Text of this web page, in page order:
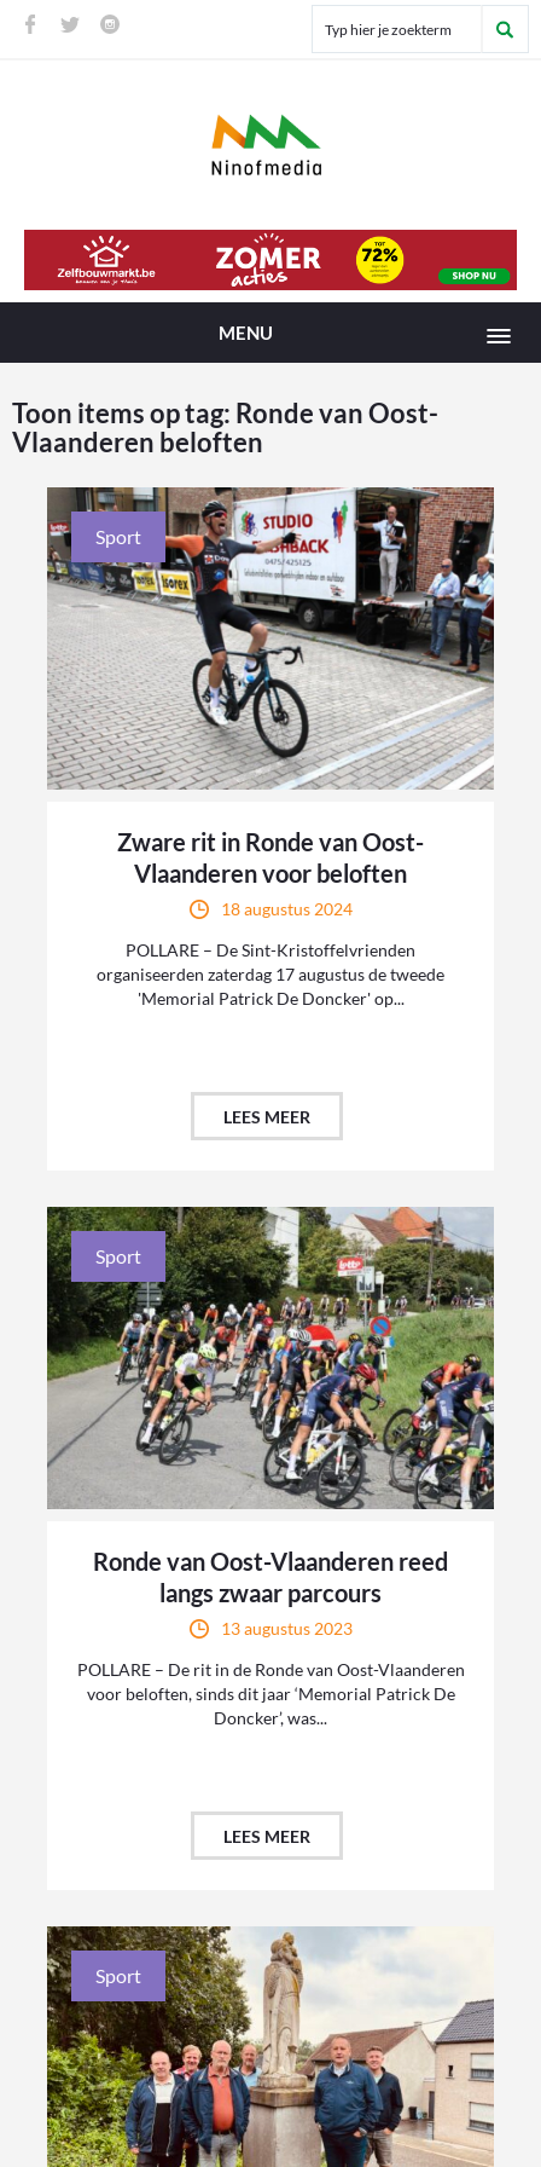
MENU
Toon items op tag: Ronde van Oost-
Vlaanderen beloften
Sport
Zware rit in Ronde van Oost-
Vlaanderen voor beloften
18 augustus 2024
POLLARE – De Sint-Kristoffelvrienden
organiseerden zaterdag 17 augustus de tweede
'Memorial Patrick De Doncker' op...
LEES MEER
Sport
Ronde van Oost-Vlaanderen reed
langs zwaar parcours
13 augustus 2023
POLLARE – De rit in de Ronde van Oost-Vlaanderen
voor beloften, sinds dit jaar ‘Memorial Patrick De
Doncker’, was...
LEES MEER
Sport